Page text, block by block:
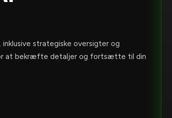
strategiske oversigter og
at bekræfte detaljer og fortsætte til din